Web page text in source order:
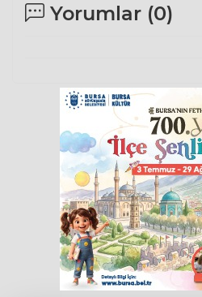
Yorumlar (0)